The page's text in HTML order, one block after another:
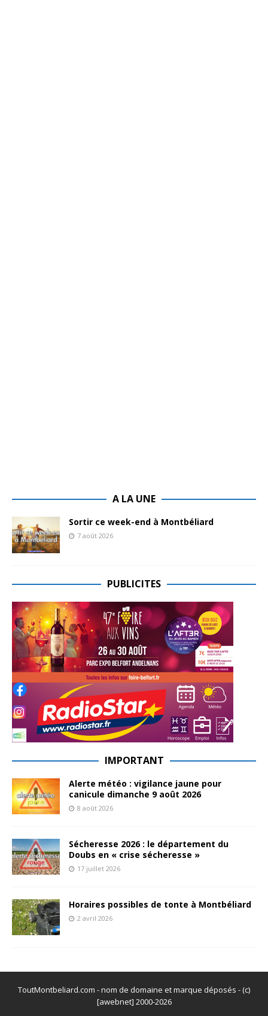
A LA UNE
Sortir ce week-end à Montbéliard
7 août 2026
PUBLICITES
IMPORTANT
Alerte météo : vigilance jaune pour
canicule dimanche 9 août 2026
8 août 2026
Sécheresse 2026 : le département du
Doubs en « crise sécheresse »
17 juillet 2026
Horaires possibles de tonte à Montbéliard
2 avril 2026
ToutMontbeliard.com - nom de domaine et marque déposés - (c)
[awebnet] 2000-2026